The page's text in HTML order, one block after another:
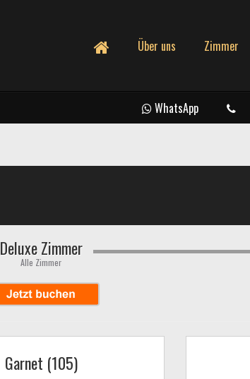
Über uns Zimmer
WhatsApp
Deluxe Zimmer
Alle Zimmer
Garnet (105)